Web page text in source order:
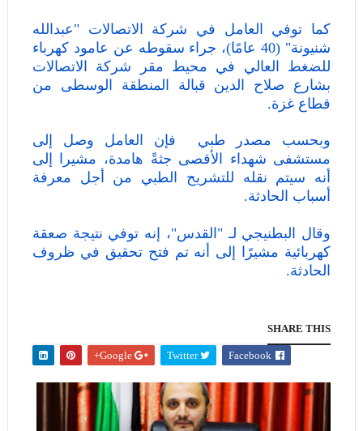
كما توفي العامل في شركة الاتصالات "عبدالله
شنيونة" (40 عامًا)، جراء سقوطه عن عامود كهرباء
للضغط العالي في محيط مقر شركة الاتصالات
بشارع صلاح الدين قبالة المنطقة الوسطى من
قطاع غزة.
وبحسب مصدر طبي فإن العامل وصل إلى
مستشفى شهداء الأقصى جثةً هامدة، مشيرا إلى
أنه سيتم نقله للتشريح الطبي من أجل معرفة
أسباب الحادثة.
وقال البطنيجي لـ "القدس"، إنه توفي نتيجة صعقة
كهربائية مشيرًا إلى أنه تم فتح تحقيق في ظروف
الحادثة.
SHARE THIS
Facebook
Twitter
Google+